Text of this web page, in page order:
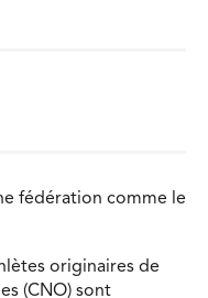
fédération comme le
originaires de
(CNO) sont